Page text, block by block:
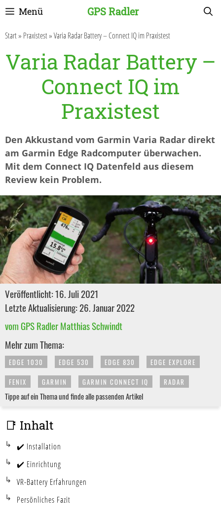
Zum
springen
GPS Radler
Menü
Start» Praxistest»Varia Radar Battery – Connect IQ im Praxistest
Varia Radar Battery –
Connect IQ im
Praxistest
Den Akkustand vom Garmin Varia Radar direkt
am Garmin Edge Radcomputer überwachen.
Mit dem Connect IQ Datenfeld aus diesem
Review kein Problem.
Veröffentlicht: 16. Juli 2021
Letzte Aktualisierung: 26. Januar 2022
vom GPS Radler Matthias Schwindt
Mehr zum Thema:
EDGE 1030 EDGE 530 EDGE 830
EDGE EXPLORE
FENIX
GARMIN GARMIN CONNECT IQ RADAR
Tippe auf ein Thema und finde alle passenden Artikel
📑 Inhalt
✔️ Installation
✔️ Einrichtung
VR-Battery Erfahrungen
Persönliches Fazit